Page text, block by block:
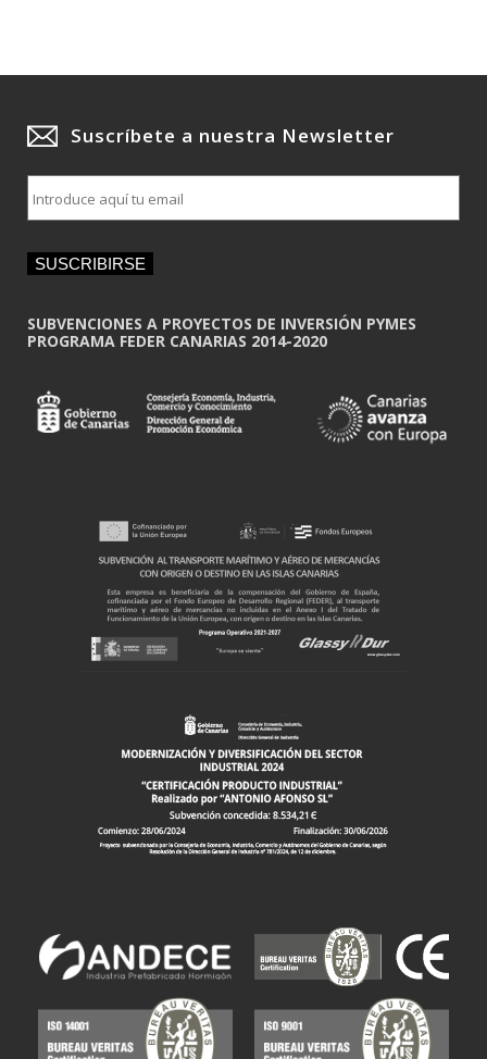
Suscríbete a nuestra Newsletter
m
a
SUSCRIBIRSE
SUBVENCIONES A PROYECTOS DE INVERSIÓN PYMES
PROGRAMA FEDER CANARIAS 2014-2020